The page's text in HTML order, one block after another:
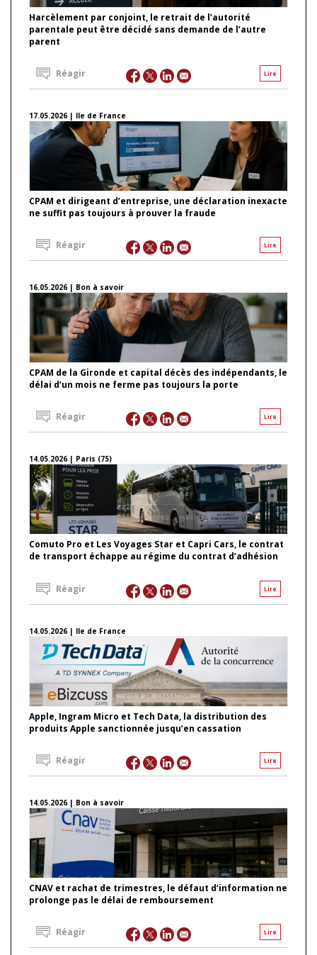
Harcèlement par conjoint, le retrait de l’autorité
parentale peut être décidé sans demande de l’autre
parent
Lire
Réagir
17.05.2026 | Ile de France
CPAM et dirigeant d’entreprise, une déclaration inexacte
ne suffit pas toujours à prouver la fraude
Lire
Réagir
16.05.2026 | Bon à savoir
CPAM de la Gironde et capital décès des indépendants, le
délai d’un mois ne ferme pas toujours la porte
Lire
Réagir
14.05.2026 | Paris (75)
Comuto Pro et Les Voyages Star et Capri Cars, le contrat
de transport échappe au régime du contrat d’adhésion
Lire
Réagir
14.05.2026 | Ile de France
Apple, Ingram Micro et Tech Data, la distribution des
produits Apple sanctionnée jusqu’en cassation
Lire
Réagir
14.05.2026 | Bon à savoir
CNAV et rachat de trimestres, le défaut d’information ne
prolonge pas le délai de remboursement
Lire
Réagir